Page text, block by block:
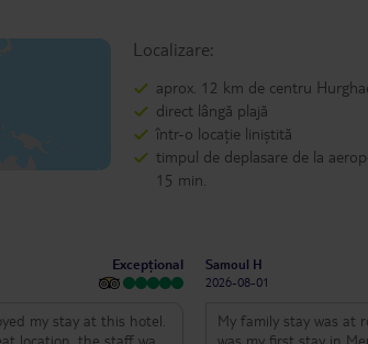
Localizare:
aprox. 12 km de centru
direct lângă plajă
într-o locație liniștită
timpul de deplasare de la
15 min.
Excepțional
my stay at this hotel.
Samoul H
2026-08-01
My family stay was at